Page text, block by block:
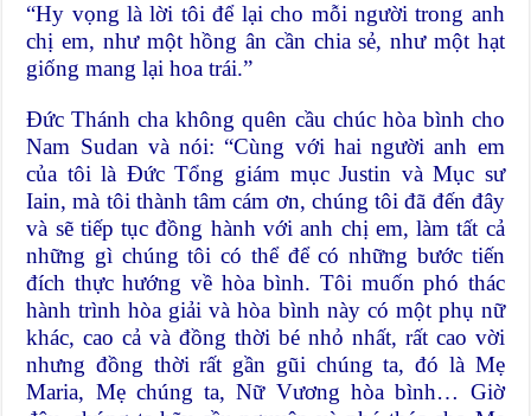
“Hy vọng là lời tôi để lại cho mỗi người trong anh
chị em, như một hồng ân cần chia sẻ, như một hạt
giống mang lại hoa trái.”
Đức Thánh cha không quên cầu chúc hòa bình cho
Nam Sudan và nói: “Cùng với hai người anh em
của tôi là Đức Tổng giám mục Justin và Mục sư
Iain, mà tôi thành tâm cám ơn, chúng tôi đã đến đây
và sẽ tiếp tục đồng hành với anh chị em, làm tất cả
những gì chúng tôi có thể để có những bước tiến
đích thực hướng về hòa bình. Tôi muốn phó thác
hành trình hòa giải và hòa bình này có một phụ nữ
khác, cao cả và đồng thời bé nhỏ nhất, rất cao vời
nhưng đồng thời rất gần gũi chúng ta, đó là Mẹ
Maria, Mẹ chúng ta, Nữ Vương hòa bình… Giờ